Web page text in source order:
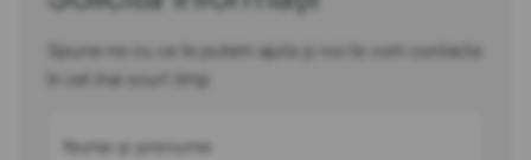
Spune-ne cu ce te putem ajuta și noi te vom contacta
în cel mai scurt timp
Nume și prenume